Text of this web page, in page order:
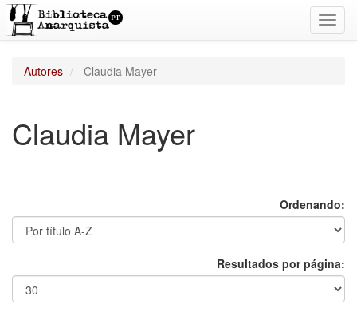
Autores Claudia Mayer
Claudia Mayer
Ordenando:
Resultados por página: